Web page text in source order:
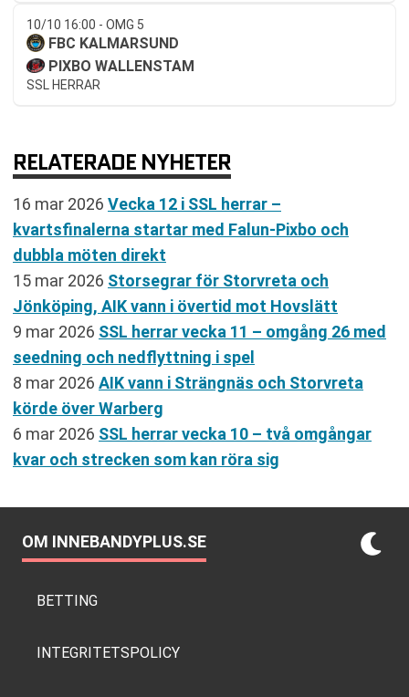
10/10 16:00 - OMG 5
FBC KALMARSUND
PIXBO WALLENSTAM
SSL HERRAR
RELATERADE NYHETER
16 mar 2026 Vecka 12 i SSL herrar –
kvartsfinalerna startar med Falun-Pixbo och
dubbla möten direkt
15 mar 2026 Storsegrar för Storvreta och
Jönköping, AIK vann i övertid mot Hovslätt
9 mar 2026 SSL herrar vecka 11 – omgång 26 med
seedning och nedflyttning i spel
8 mar 2026 AIK vann i Strängnäs och Storvreta
körde över Warberg
6 mar 2026 SSL herrar vecka 10 – två omgångar
kvar och strecken som kan röra sig
OM INNEBANDYPLUS.SE
BETTING
INTEGRITETSPOLICY